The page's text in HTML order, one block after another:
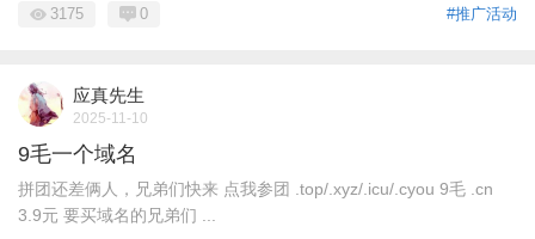
#推广活动
3175 0
应真先生
2025-11-10
9毛一个域名
拼团还差俩人，兄弟们快来 点我参团 .top/.xyz/.icu/.cyou 9毛 .cn
3.9元 要买域名的兄弟们 ...